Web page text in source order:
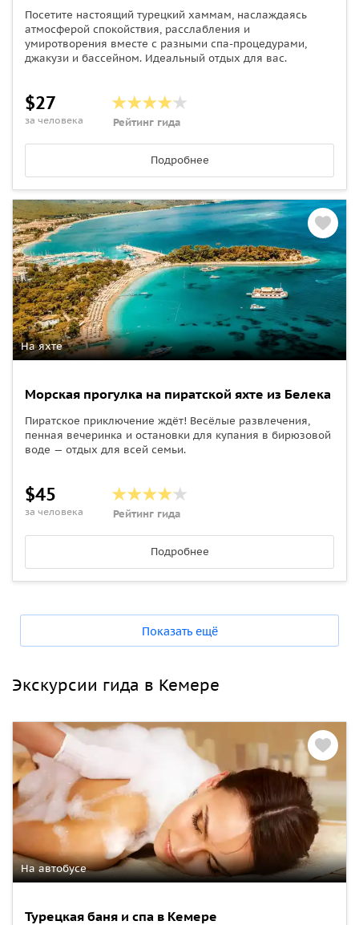
Посетите настоящий турецкий хаммам, наслаждаясь
атмосферой спокойствия, расслабления и
умиротворения вместе с разными спа-процедурами,
джакузи и бассейном. Идеальный отдых для вас.
$27
за человека Рейтинг гида
Подробнее
На яхте
Морская прогулка на пиратской яхте из Белека
Пиратское приключение ждёт! Весёлые развлечения,
пенная вечеринка и остановки для купания в бирюзовой
воде — отдых для всей семьи.
$45
за человека Рейтинг гида
Подробнее
Показать ещё
Экскурсии гида в Кемере
На автобусе
Турецкая баня и спа в Кемере